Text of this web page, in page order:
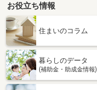
お役立ち情報
住まいのコラム
暮らしのデータ
(補助金・助成金情報)